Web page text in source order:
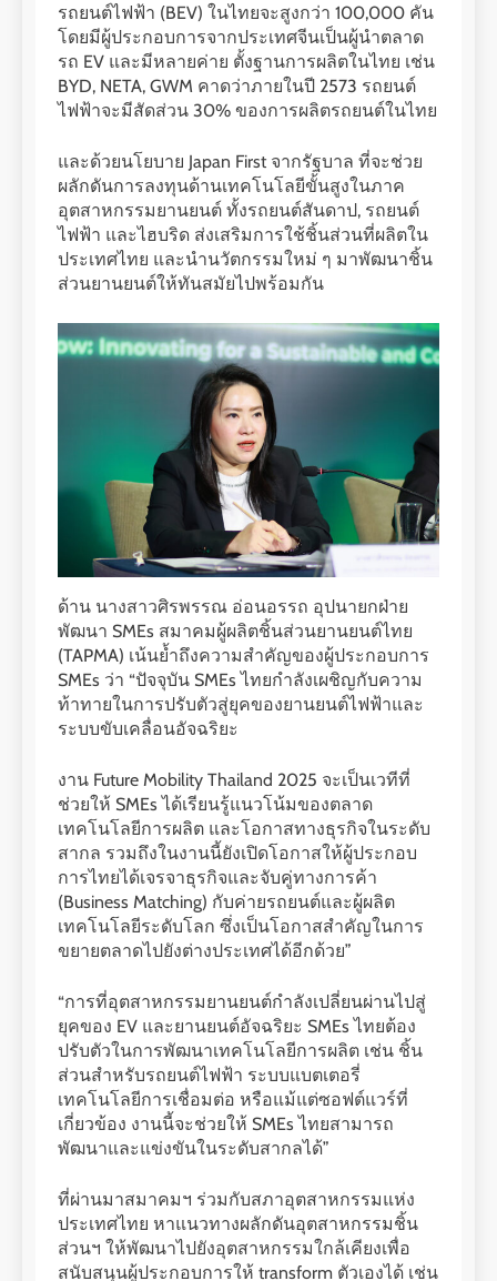
รถยนต์ไฟฟ้า (BEV) ในไทยจะสูงกว่า 100,000 คัน
โดยมีผู้ประกอบการจากประเทศจีนเป็นผู้นำตลาด
รถ EV และมีหลายค่าย ตั้งฐานการผลิตในไทย เช่น
BYD, NETA, GWM คาดว่าภายในปี 2573 รถยนต์
ไฟฟ้าจะมีสัดส่วน 30% ของการผลิตรถยนต์ในไทย
และด้วยนโยบาย Japan First จากรัฐบาล ที่จะช่วย
ผลักดันการลงทุนด้านเทคโนโลยีขั้นสูงในภาค
อุตสาหกรรมยานยนต์ ทั้งรถยนต์สันดาป, รถยนต์
ไฟฟ้า และไฮบริด ส่งเสริมการใช้ชิ้นส่วนที่ผลิตใน
ประเทศไทย และนำนวัตกรรมใหม่ ๆ มาพัฒนาชิ้น
ส่วนยานยนต์ให้ทันสมัยไปพร้อมกัน
ด้าน นางสาวศิรพรรณ อ่อนอรรถ อุปนายกฝ่าย
พัฒนา SMEs สมาคมผู้ผลิตชิ้นส่วนยานยนต์ไทย
(TAPMA) เน้นย้ำถึงความสำคัญของผู้ประกอบการ
SMEs ว่า “ปัจจุบัน SMEs ไทยกำลังเผชิญกับความ
ท้าทายในการปรับตัวสู่ยุคของยานยนต์ไฟฟ้าและ
ระบบขับเคลื่อนอัจฉริยะ
งาน Future Mobility Thailand 2025 จะเป็นเวทีที่
ช่วยให้ SMEs ได้เรียนรู้แนวโน้มของตลาด
เทคโนโลยีการผลิต และโอกาสทางธุรกิจในระดับ
สากล รวมถึงในงานนี้ยังเปิดโอกาสให้ผู้ประกอบ
การไทยได้เจรจาธุรกิจและจับคู่ทางการค้า
(Business Matching) กับค่ายรถยนต์และผู้ผลิต
เทคโนโลยีระดับโลก ซึ่งเป็นโอกาสสำคัญในการ
ขยายตลาดไปยังต่างประเทศได้อีกด้วย”
“การที่อุตสาหกรรมยานยนต์กำลังเปลี่ยนผ่านไปสู่
ยุคของ EV และยานยนต์อัจฉริยะ SMEs ไทยต้อง
ปรับตัวในการพัฒนาเทคโนโลยีการผลิต เช่น ชิ้น
ส่วนสำหรับรถยนต์ไฟฟ้า ระบบแบตเตอรี่
เทคโนโลยีการเชื่อมต่อ หรือแม้แต่ซอฟต์แวร์ที่
เกี่ยวข้อง งานนี้จะช่วยให้ SMEs ไทยสามารถ
พัฒนาและแข่งขันในระดับสากลได้”
ที่ผ่านมาสมาคมฯ ร่วมกับสภาอุตสาหกรรมแห่ง
ประเทศไทย หาแนวทางผลักดันอุตสาหกรรมชิ้น
ส่วนฯ ให้พัฒนาไปยังอุตสาหกรรมใกล้เคียงเพื่อ
สนับสนุนผู้ประกอบการให้ transform ตัวเองได้ เช่น